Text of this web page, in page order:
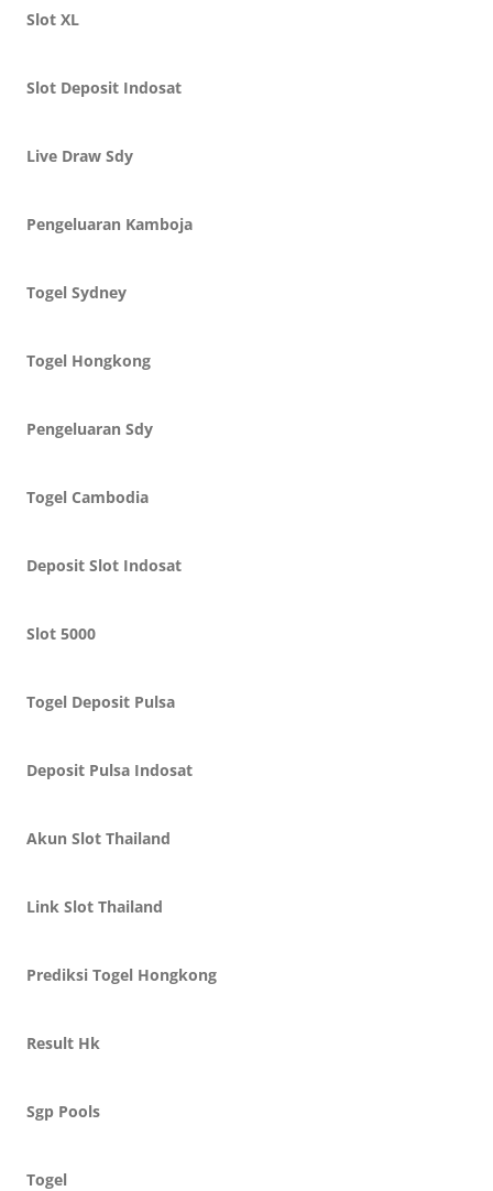
Slot XL
Slot Deposit Indosat
Live Draw Sdy
Pengeluaran Kamboja
Togel Sydney
Togel Hongkong
Pengeluaran Sdy
Togel Cambodia
Deposit Slot Indosat
Slot 5000
Togel Deposit Pulsa
Deposit Pulsa Indosat
Akun Slot Thailand
Link Slot Thailand
Prediksi Togel Hongkong
Result Hk
Sgp Pools
Togel